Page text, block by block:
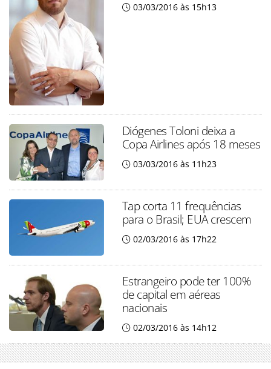
03/03/2016 às 15h13
Diógenes Toloni deixa a
Copa Airlines após 18 meses
03/03/2016 às 11h23
Tap corta 11 frequências
para o Brasil; EUA crescem
02/03/2016 às 17h22
Estrangeiro pode ter 100%
de capital em aéreas
nacionais
02/03/2016 às 14h12